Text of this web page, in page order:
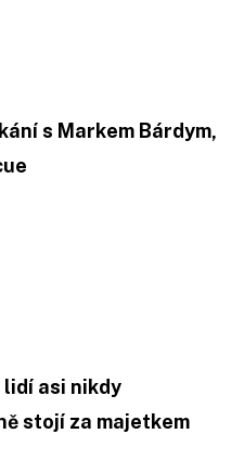
s Markem Bárdym,
lidí asi nikdy
stojí za majetkem